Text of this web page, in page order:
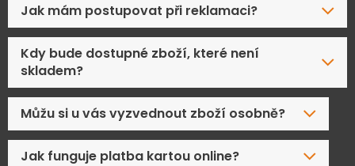
Jak mám postupovat při reklamaci?
Kdy bude dostupné zboží, které není
skladem?
Můžu si u vás vyzvednout zboží osobně?
Jak funguje platba kartou online?